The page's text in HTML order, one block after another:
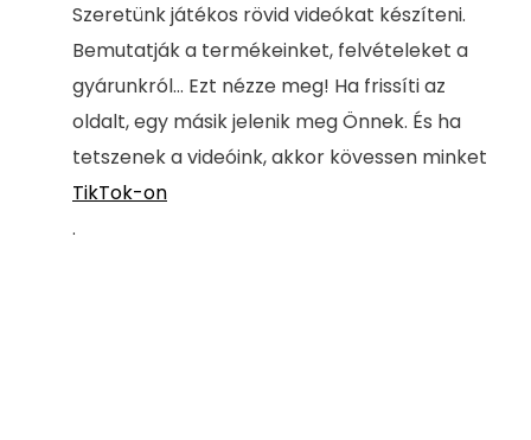
Szeretünk játékos rövid videókat készíteni.
Bemutatják a termékeinket, felvételeket a
gyárunkról... Ezt nézze meg! Ha frissíti az
oldalt, egy másik jelenik meg Önnek. És ha
tetszenek a videóink, akkor kövessen minket
TikTok-on
.